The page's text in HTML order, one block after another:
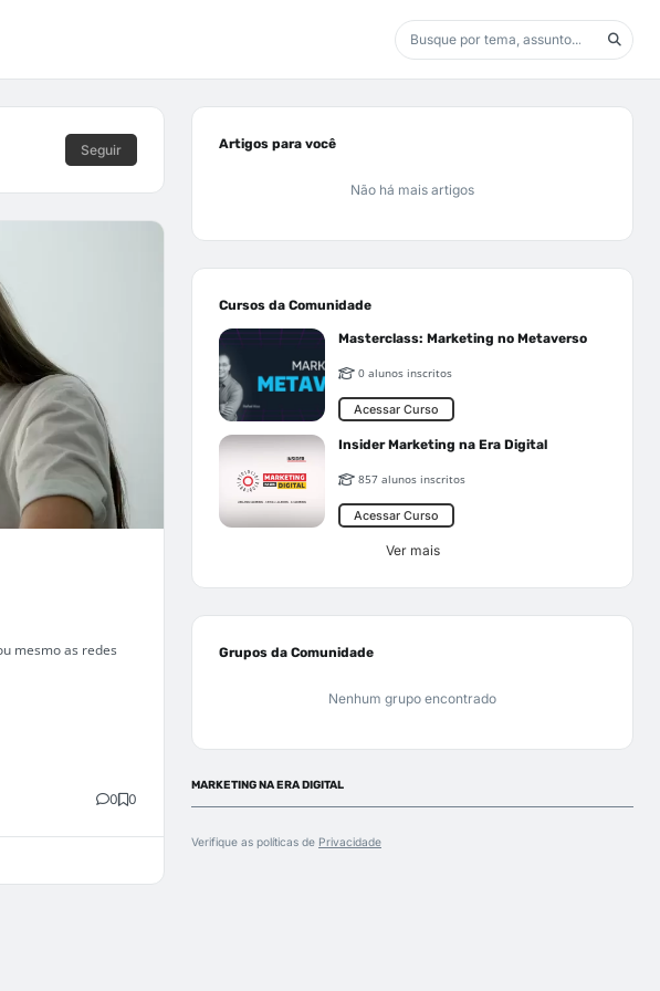
Seguir
mesmo as redes
0 0
Artigos para você
Não há mais artigos
Cursos da Comunidade
Masterclass: Marketing no Metaverso
0 alunos inscritos
Acessar Curso
Insider Marketing na Era Digital
857 alunos inscritos
Acessar Curso
Ver mais
Grupos da Comunidade
Nenhum grupo encontrado
MARKETING NA ERA DIGITAL
Verifique as políticas de Privacidade